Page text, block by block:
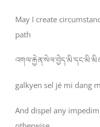
May I create
path
galkyen sel jé mi dang
And dispel any